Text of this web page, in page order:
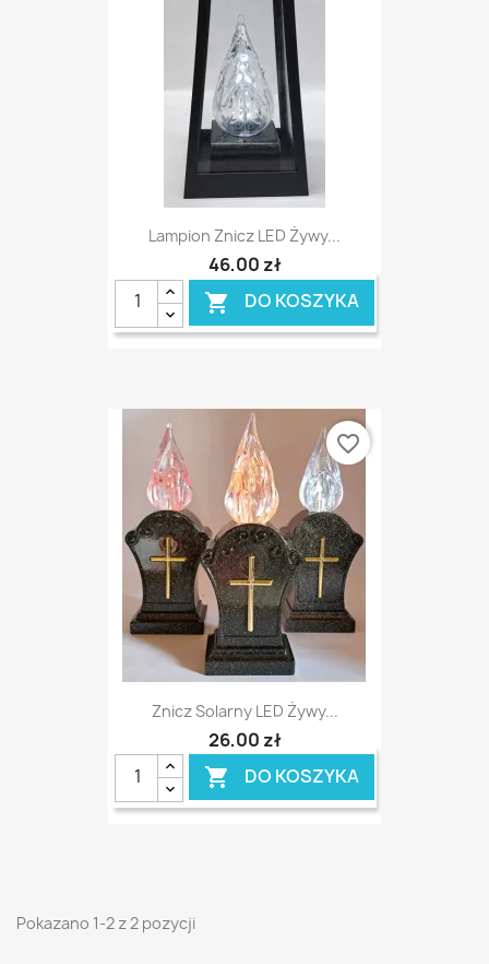
Lampion Znicz LED Żywy...
46,00 zł
 DO KOSZYKA
Znicz Solarny LED Żywy...
26,00 zł
 DO KOSZYKA
favorite_border
Pokazano 1-2 z 2 pozycji